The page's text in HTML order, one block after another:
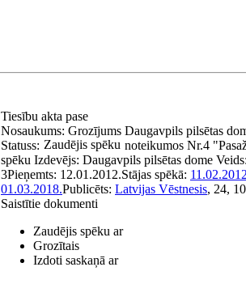
Tiesību akta pase
Nosaukums: Grozījums Daugavpils pilsētas
noteikumos Nr.4
Statuss: Zaudējis spēku
spēku Izdevējs: Daugavpils pilsētas dome Veids:
3Pieņemts: 12.01.2012.Stājas spēkā:
01.03.2018.Publicēts: Latvijas Vēstnesis, 24,
Saistītie dokumenti
Zaudējis spēku ar
Grozītais
Izdoti saskaņā ar